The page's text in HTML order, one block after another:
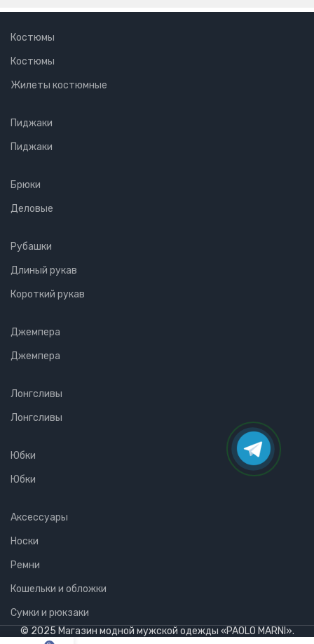
Костюмы
Костюмы
Жилеты костюмные
Пиджаки
Пиджаки
Брюки
Деловые
Рубашки
Длиный рукав
Короткий рукав
Джемпера
Джемпера
Лонгсливы
Лонгсливы
Юбки
Юбки
Аксессуары
Носки
Ремни
Кошельки и обложки
Сумки и рюкзаки
© 2025 Магазин модной мужской одежды «PAOLO MARNI».